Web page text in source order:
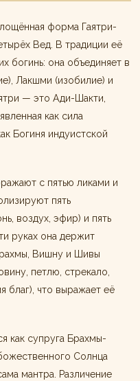
форма Гаятри-
Вед. В традиции её
богинь: она объединяет в
Лакшми (изобилие) и
— это Ади-Шакти,
как сила
Богиня индуистской
с пятью ликами и
пять
воздух, эфир) и пять
руках она держит
Вишну и Шивы
петлю, стрекало,
благ), что выражает её
как супруга Брахмы-
Солнца
мантра. Различение